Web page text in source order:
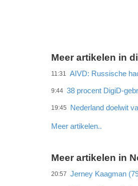
Meer artikelen in
11:31 AIVD: Russische
9:44 38 procent DigiD-
19:45 Nederland doelwit
Meer artikelen..
Meer artikelen in
20:57 Jerney Kaagman